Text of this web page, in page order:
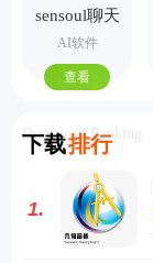
sensoul聊天
AI软件
查看
下载排行
Download Ranking
1.